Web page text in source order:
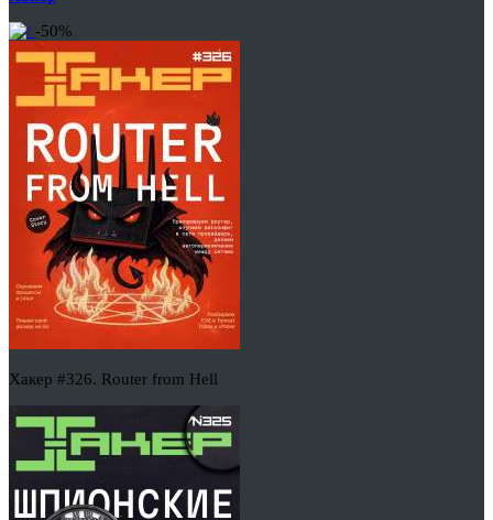
-50%
Хакер #326. Router from Hell